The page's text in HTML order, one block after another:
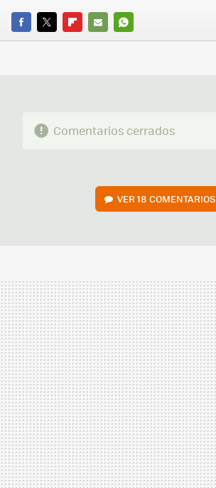
FACEBOOK
TWITTERFLIPBOARD
E-
WHATSAPP
Comentarios cerrados
VER18 COMENTARIOS